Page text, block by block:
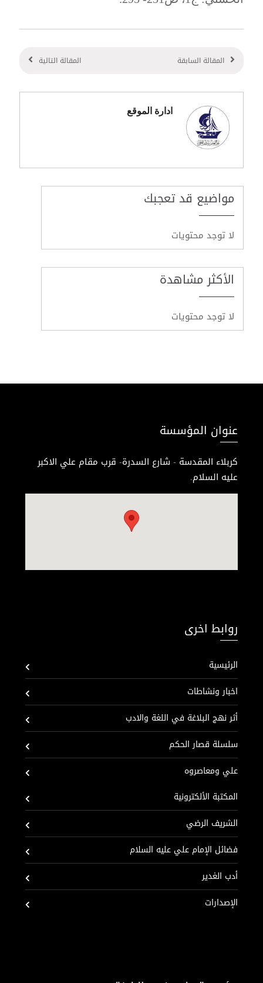
المقالة السابقة المقالة التالية
ادارة الموقع
مواضيع قد تعجبك
لا توجد محتويات
الأكثر مشاهدة
لا توجد محتويات
عنوان المؤسسة
كربلاء المقدسة - شارع السدرة- قرب مقام علي الاكبر
عليه السلام.
روابط اخرى
الرئيسية
اخبار ونشاطات
أثر نهج البلاغة في اللغة والادب
سلسلة قصار الحكم
علي ومعاصروه
المكتبة الألكترونية
الشريف الرضي
فضائل الإمام علي عليه السلام
أدب الغدير
الإصدارات